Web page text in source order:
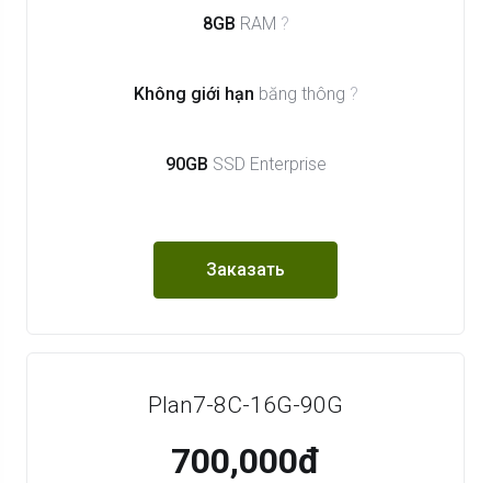
8GB RAM ?
Không giới hạn băng thông ?
90GB SSD Enterprise
Заказать
Plan7-8C-16G-90G
700,000đ